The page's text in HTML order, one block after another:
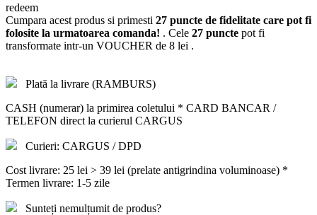
redeem
Cumpara acest produs si primesti 27 puncte de fidelitate care pot fi
folosite la urmatoarea comanda! . Cele 27 puncte pot fi
transformate intr-un VOUCHER de 8 lei .
Plată la livrare (RAMBURS)
CASH (numerar) la primirea coletului * CARD BANCAR /
TELEFON direct la curierul CARGUS
Curieri: CARGUS / DPD
Cost livrare: 25 lei > 39 lei (prelate antigrindina voluminoase) *
Termen livrare: 1-5 zile
Sunteți nemulțumit de produs?